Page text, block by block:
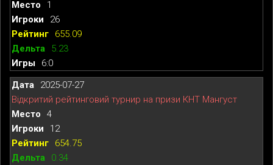
1
26
655.09
5.23
6:0
2025-07-27
Відкритий рейтинговий турнир на призи КНТ Мангуст
4
12
654.75
0.34